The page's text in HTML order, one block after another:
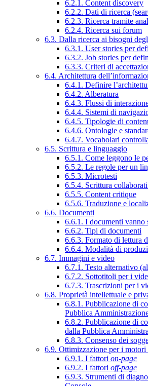
6.2.1. Content discovery
6.2.2. Dati di ricerca
6.2.3. Ricerca tramite
6.2.4. Ricerca sui forum
6.3. Dalla ricerca ai bisogni
6.3.1. User stories per
6.3.2. Job stories per
6.3.3. Criteri di
6.4. Architettura
6.4.1. Definire
6.4.2. Alberatura
6.4.3. Flussi di
6.4.4. Sistemi di
6.4.5. Tipologie di
6.4.6. Ontologie e
6.4.7. Vocabolari
6.5. Scrittura e linguaggio
6.5.1. Come leggono le
6.5.2. Le regole per un
6.5.3. Microtesti
6.5.4. Scrittura
6.5.5. Content critique
6.5.6. Traduzione e
6.6. Documenti
6.6.1. I documenti vanno
6.6.2. Tipi di documenti
6.6.3. Formato di lettura
6.6.4. Modalità di
6.7. Immagini e video
6.7.1. Testo alternativo
6.7.2. Sottotitoli per i
6.7.3. Trascrizioni per i
6.8. Proprietà intellettuale e
6.8.1. Pubblicazione di
Pubblica
6.8.2. Pubblicazione di
dalla Pubblica
6.8.3. Consenso dei
6.9. Ottimizzazione per i
6.9.1. I fattori on-page
6.9.2. I fattori off-page
6.9.3. Strumenti di